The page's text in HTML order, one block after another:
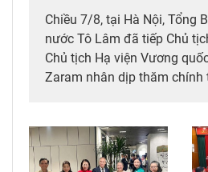
Chiều 7/8, tại Hà Nội, Tổng
nước Tô Lâm đã tiếp Chủ
Chủ tịch Hạ viện Vương
Zaram nhân dịp thăm chính
(6/8/1976 – 6/8/2026).